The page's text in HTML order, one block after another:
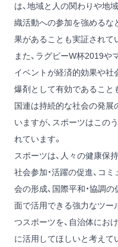
は、地域と人の関わりや地
織活動への参加を強めるな
果があることも実証されて
また、ラグビーW杯2019や
イベントが経済的効果や社
爆剤として有効であること
国連は持続的な社会の発展
いますが、スポーツはこの
れています。
スポーツは、人々の健康保
社会参加・活躍の促進、コ
会の形成、国際平和・協調
面で活用できる強力なツー
つスポーツを、自治体にお
に活用してほしいと考えて